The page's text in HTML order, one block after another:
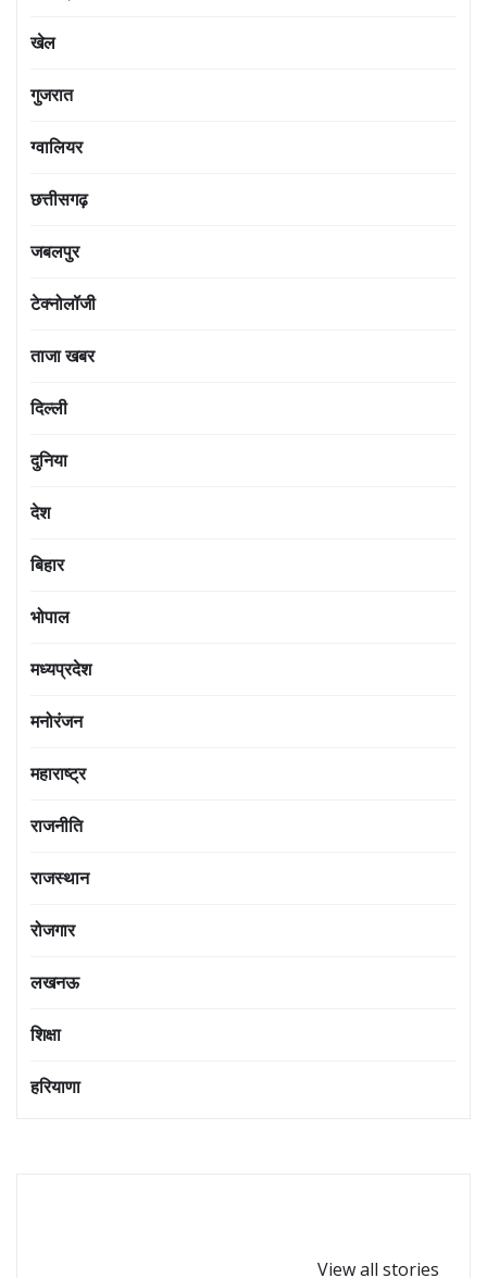
खेल
गुजरात
ग्वालियर
छत्तीसगढ़
जबलपुर
टेक्नोलॉजी
ताजा खबर
दिल्ली
दुनिया
देश
बिहार
भोपाल
मध्यप्रदेश
मनोरंजन
महाराष्ट्र
राजनीति
राजस्थान
रोजगार
लखनऊ
शिक्षा
हरियाणा
View all stories
से इंसान को देख लेता